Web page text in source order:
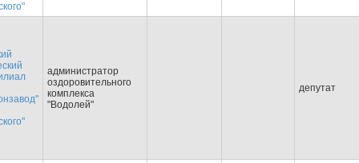
администратор
оздоровительного
комплекса
"Водолей"
депутат